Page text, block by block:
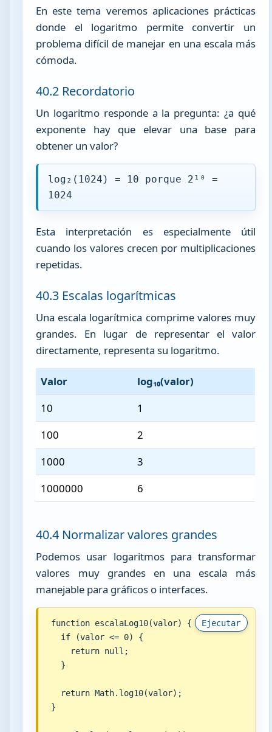
En este tema veremos aplicaciones prácticas
donde el logaritmo permite convertir un
problema difícil de manejar en una escala más
cómoda.
40.2 Recordatorio
Un logaritmo responde a la pregunta: ¿a qué
exponente hay que elevar una base para
obtener un valor?
log₂(1024) = 10 porque 2¹⁰ =
1024
Esta interpretación es especialmente útil
cuando los valores crecen por multiplicaciones
repetidas.
40.3 Escalas logarítmicas
Una escala logarítmica comprime valores muy
grandes. En lugar de representar el valor
directamente, representa su logaritmo.
Valor
log₁₀(valor)
10
1
100
2
1000
3
1000000
6
40.4 Normalizar valores grandes
Podemos usar logaritmos para transformar
valores muy grandes en una escala más
manejable para gráficos o interfaces.
Ejecutar
function escalaLog10(valor) {
  if (valor <= 0) {
    return null;
  }
  return Math.log10(valor);
}